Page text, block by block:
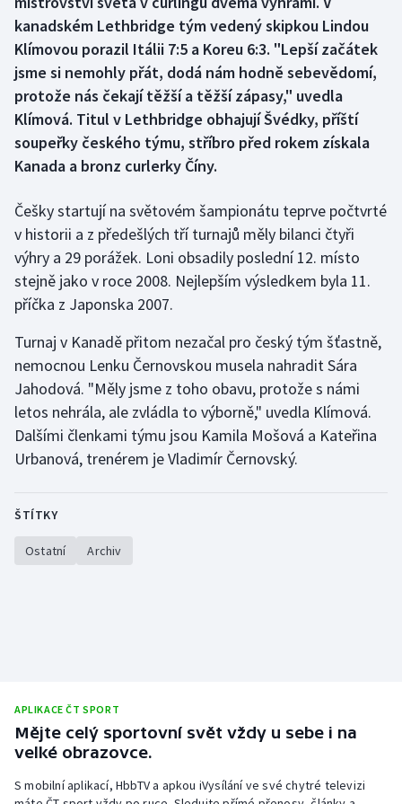
Box
Curling
Dostihy
Florbal
Futsal
Gymnastika
Házená
Jezdectví
Judo
Krasobruslení
Lezení
Lyže a snowboard
Parasport
kanadském Lethbridge tým vedený skipkou Lindou
Klímovou porazil Itálii 7:5 a Koreu 6:3. "Lepší začátek
jsme si nemohly přát, dodá nám hodně sebevědomí,
protože nás čekají těžší a těžší zápasy," uvedla
Klímová. Titul v Lethbridge obhajují Švédky, příští
soupeřky českého týmu, stříbro před rokem získala
Kanada a bronz curlerky Číny.
Češky startují na světovém šampionátu teprve počtvrté
v historii a z předešlých tří turnajů měly bilanci čtyři
výhry a 29 porážek. Loni obsadily poslední 12. místo
stejně jako v roce 2008. Nejlepším výsledkem byla 11.
příčka z Japonska 2007.
Turnaj v Kanadě přitom nezačal pro český tým šťastně,
nemocnou Lenku Černovskou musela nahradit Sára
Jahodová. "Měly jsme z toho obavu, protože s námi
letos nehrála, ale zvládla to výborně," uvedla Klímová.
Dalšími členkami týmu jsou Kamila Mošová a Kateřina
Urbanová, trenérem je Vladimír Černovský.
ŠTÍTKY
Ostatní Archiv
APLIKACE ČT SPORT
Mějte celý sportovní svět vždy u sebe i na
velké obrazovce.
S mobilní aplikací, HbbTV a apkou iVysílání ve své chytré televizi